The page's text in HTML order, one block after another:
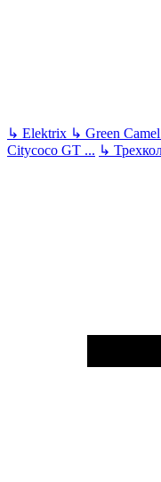
↳ Elektrix ↳ Green
Citycoco GT ... ↳